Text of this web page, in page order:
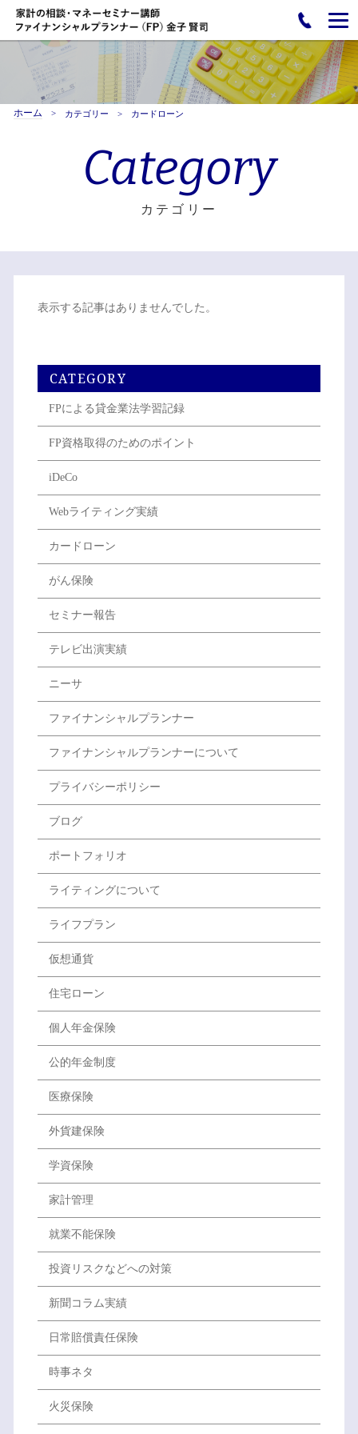
ホーム カテゴリー カードローン
Category
カテゴリー
表示する記事はありませんでした。
CATEGORY
FPによる貸金業法学習記録
FP資格取得のためのポイント
iDeCo
Webライティング実績
カードローン
がん保険
セミナー報告
テレビ出演実績
ニーサ
ファイナンシャルプランナー
ファイナンシャルプランナーについて
プライバシーポリシー
ブログ
ポートフォリオ
ライティングについて
ライフプラン
仮想通貨
住宅ローン
個人年金保険
公的年金制度
医療保険
外貨建保険
学資保険
家計管理
就業不能保険
投資リスクなどへの対策
新聞コラム実績
日常賠償責任保険
時事ネタ
火災保険